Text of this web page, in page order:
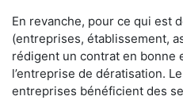
En revanche, pour ce qui est
(entreprises, établissement,
rédigent un contrat en bonne
l’entreprise de dératisation.
entreprises bénéficient des